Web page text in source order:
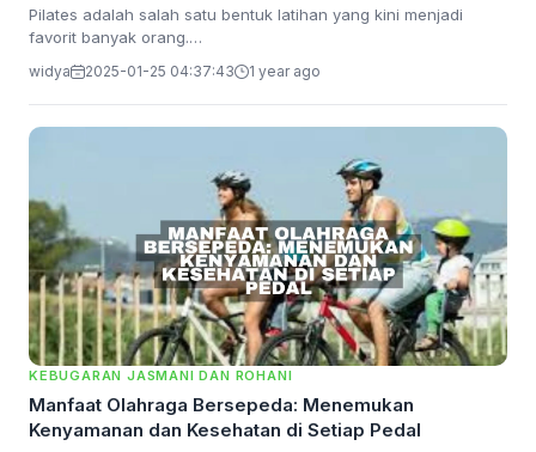
Pilates adalah salah satu bentuk latihan yang kini menjadi
favorit banyak orang.…
widya 2025-01-25 04:37:43 1 year ago
KEBUGARAN JASMANI DAN ROHANI
Manfaat Olahraga Bersepeda: Menemukan
Kenyamanan dan Kesehatan di Setiap Pedal